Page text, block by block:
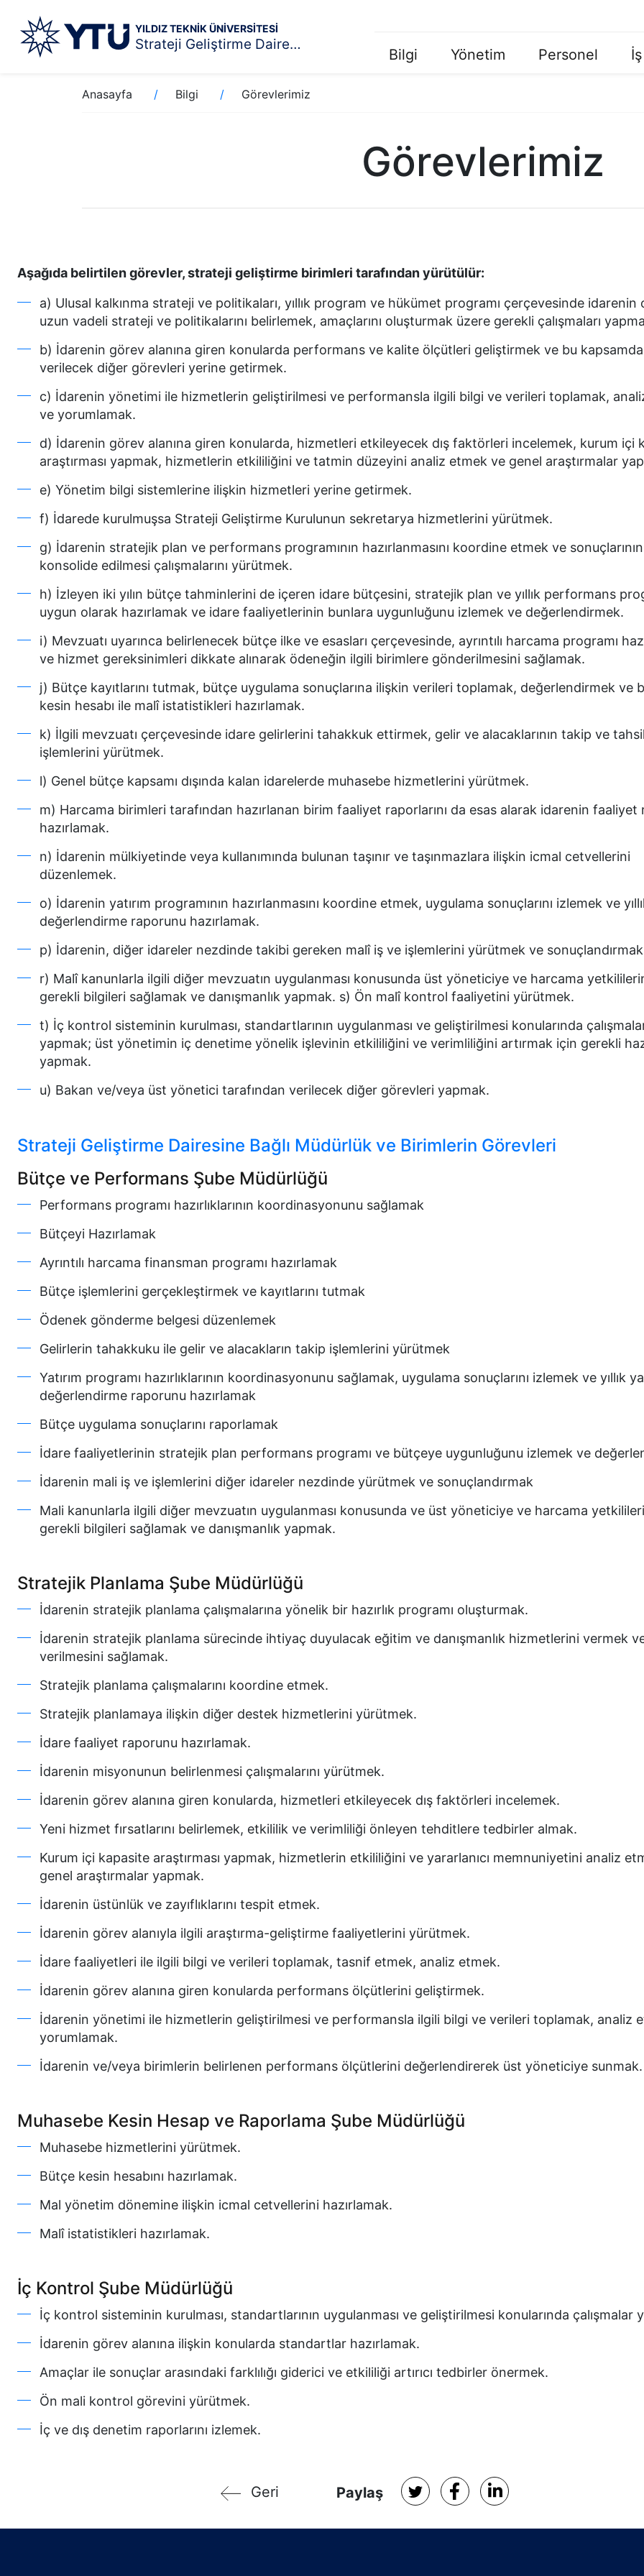
YILDIZ TEKNİK ÜNİVERSİTESİ
Strateji Geliştirme Daire Başkanlığı
Ana
Bilgi Yönetim Personel
Sayfa
yolu
Anasayfa Bilgi Görevlerimiz
Görevlerimiz
Aşağıda belirtilen görevler, strateji geliştirme birimleri tarafından yürütülür:
a) Ulusal kalkınma strateji ve politikaları, yıllık program ve hükümet programı çerçevesinde idarenin
uzun vadeli strateji ve politikalarını belirlemek, amaçlarını oluşturmak üzere gerekli çalışmaları
b) İdarenin görev alanına giren konularda performans ve kalite ölçütleri geliştirmek ve bu kapsamda
verilecek diğer görevleri yerine getirmek.
c) İdarenin yönetimi ile hizmetlerin geliştirilmesi ve performansla ilgili bilgi ve verileri toplamak,
ve yorumlamak.
d) İdarenin görev alanına giren konularda, hizmetleri etkileyecek dış faktörleri incelemek, kurum içi
araştırması yapmak, hizmetlerin etkililiğini ve tatmin düzeyini analiz etmek ve genel araştırmalar
e) Yönetim bilgi sistemlerine ilişkin hizmetleri yerine getirmek.
f) İdarede kurulmuşsa Strateji Geliştirme Kurulunun sekretarya hizmetlerini yürütmek.
g) İdarenin stratejik plan ve performans programının hazırlanmasını koordine etmek ve sonuçlarının
konsolide edilmesi çalışmalarını yürütmek.
h) İzleyen iki yılın bütçe tahminlerini de içeren idare bütçesini, stratejik plan ve yıllık performans
uygun olarak hazırlamak ve idare faaliyetlerinin bunlara uygunluğunu izlemek ve değerlendirmek.
i) Mevzuatı uyarınca belirlenecek bütçe ilke ve esasları çerçevesinde, ayrıntılı harcama programı
ve hizmet gereksinimleri dikkate alınarak ödeneğin ilgili birimlere gönderilmesini sağlamak.
j) Bütçe kayıtlarını tutmak, bütçe uygulama sonuçlarına ilişkin verileri toplamak, değerlendirmek ve
kesin hesabı ile malî istatistikleri hazırlamak.
k) İlgili mevzuatı çerçevesinde idare gelirlerini tahakkuk ettirmek, gelir ve alacaklarının takip ve tahsil
işlemlerini yürütmek.
l) Genel bütçe kapsamı dışında kalan idarelerde muhasebe hizmetlerini yürütmek.
m) Harcama birimleri tarafından hazırlanan birim faaliyet raporlarını da esas alarak idarenin faaliyet
hazırlamak.
n) İdarenin mülkiyetinde veya kullanımında bulunan taşınır ve taşınmazlara ilişkin icmal cetvellerini
düzenlemek.
o) İdarenin yatırım programının hazırlanmasını koordine etmek, uygulama sonuçlarını izlemek ve
değerlendirme raporunu hazırlamak.
p) İdarenin, diğer idareler nezdinde takibi gereken malî iş ve işlemlerini yürütmek ve
r) Malî kanunlarla ilgili diğer mevzuatın uygulanması konusunda üst yöneticiye ve harcama
gerekli bilgileri sağlamak ve danışmanlık yapmak. s) Ön malî kontrol faaliyetini yürütmek.
t) İç kontrol sisteminin kurulması, standartlarının uygulanması ve geliştirilmesi konularında
yapmak; üst yönetimin iç denetime yönelik işlevinin etkililiğini ve verimliliğini artırmak için gerekli
yapmak.
u) Bakan ve/veya üst yönetici tarafından verilecek diğer görevleri yapmak.
Strateji Geliştirme Dairesine Bağlı Müdürlük ve Birimlerin Görevleri
Bütçe ve Performans Şube Müdürlüğü
Performans programı hazırlıklarının koordinasyonunu sağlamak
Bütçeyi Hazırlamak
Ayrıntılı harcama finansman programı hazırlamak
Bütçe işlemlerini gerçekleştirmek ve kayıtlarını tutmak
Ödenek gönderme belgesi düzenlemek
Gelirlerin tahakkuku ile gelir ve alacakların takip işlemlerini yürütmek
Yatırım programı hazırlıklarının koordinasyonunu sağlamak, uygulama sonuçlarını izlemek ve yıllık
değerlendirme raporunu hazırlamak
Bütçe uygulama sonuçlarını raporlamak
İdare faaliyetlerinin stratejik plan performans programı ve bütçeye uygunluğunu izlemek ve
İdarenin mali iş ve işlemlerini diğer idareler nezdinde yürütmek ve sonuçlandırmak
Mali kanunlarla ilgili diğer mevzuatın uygulanması konusunda ve üst yöneticiye ve harcama
gerekli bilgileri sağlamak ve danışmanlık yapmak.
Stratejik Planlama Şube Müdürlüğü
İdarenin stratejik planlama çalışmalarına yönelik bir hazırlık programı oluşturmak.
İdarenin stratejik planlama sürecinde ihtiyaç duyulacak eğitim ve danışmanlık hizmetlerini vermek
verilmesini sağlamak.
Stratejik planlama çalışmalarını koordine etmek.
Stratejik planlamaya ilişkin diğer destek hizmetlerini yürütmek.
İdare faaliyet raporunu hazırlamak.
İdarenin misyonunun belirlenmesi çalışmalarını yürütmek.
İdarenin görev alanına giren konularda, hizmetleri etkileyecek dış faktörleri incelemek.
Yeni hizmet fırsatlarını belirlemek, etkililik ve verimliliği önleyen tehditlere tedbirler almak.
Kurum içi kapasite araştırması yapmak, hizmetlerin etkililiğini ve yararlanıcı memnuniyetini analiz
genel araştırmalar yapmak.
İdarenin üstünlük ve zayıflıklarını tespit etmek.
İdarenin görev alanıyla ilgili araştırma-geliştirme faaliyetlerini yürütmek.
İdare faaliyetleri ile ilgili bilgi ve verileri toplamak, tasnif etmek, analiz etmek.
İdarenin görev alanına giren konularda performans ölçütlerini geliştirmek.
İdarenin yönetimi ile hizmetlerin geliştirilmesi ve performansla ilgili bilgi ve verileri toplamak, analiz
yorumlamak.
İdarenin ve/veya birimlerin belirlenen performans ölçütlerini değerlendirerek üst yöneticiye sunmak.
Muhasebe Kesin Hesap ve Raporlama Şube Müdürlüğü
Muhasebe hizmetlerini yürütmek.
Bütçe kesin hesabını hazırlamak.
Mal yönetim dönemine ilişkin icmal cetvellerini hazırlamak.
Malî istatistikleri hazırlamak.
İç Kontrol Şube Müdürlüğü
İç kontrol sisteminin kurulması, standartlarının uygulanması ve geliştirilmesi konularında çalışmalar
İdarenin görev alanına ilişkin konularda standartlar hazırlamak.
Amaçlar ile sonuçlar arasındaki farklılığı giderici ve etkililiği artırıcı tedbirler önermek.
Ön mali kontrol görevini yürütmek.
İç ve dış denetim raporlarını izlemek.
Geri Paylaş